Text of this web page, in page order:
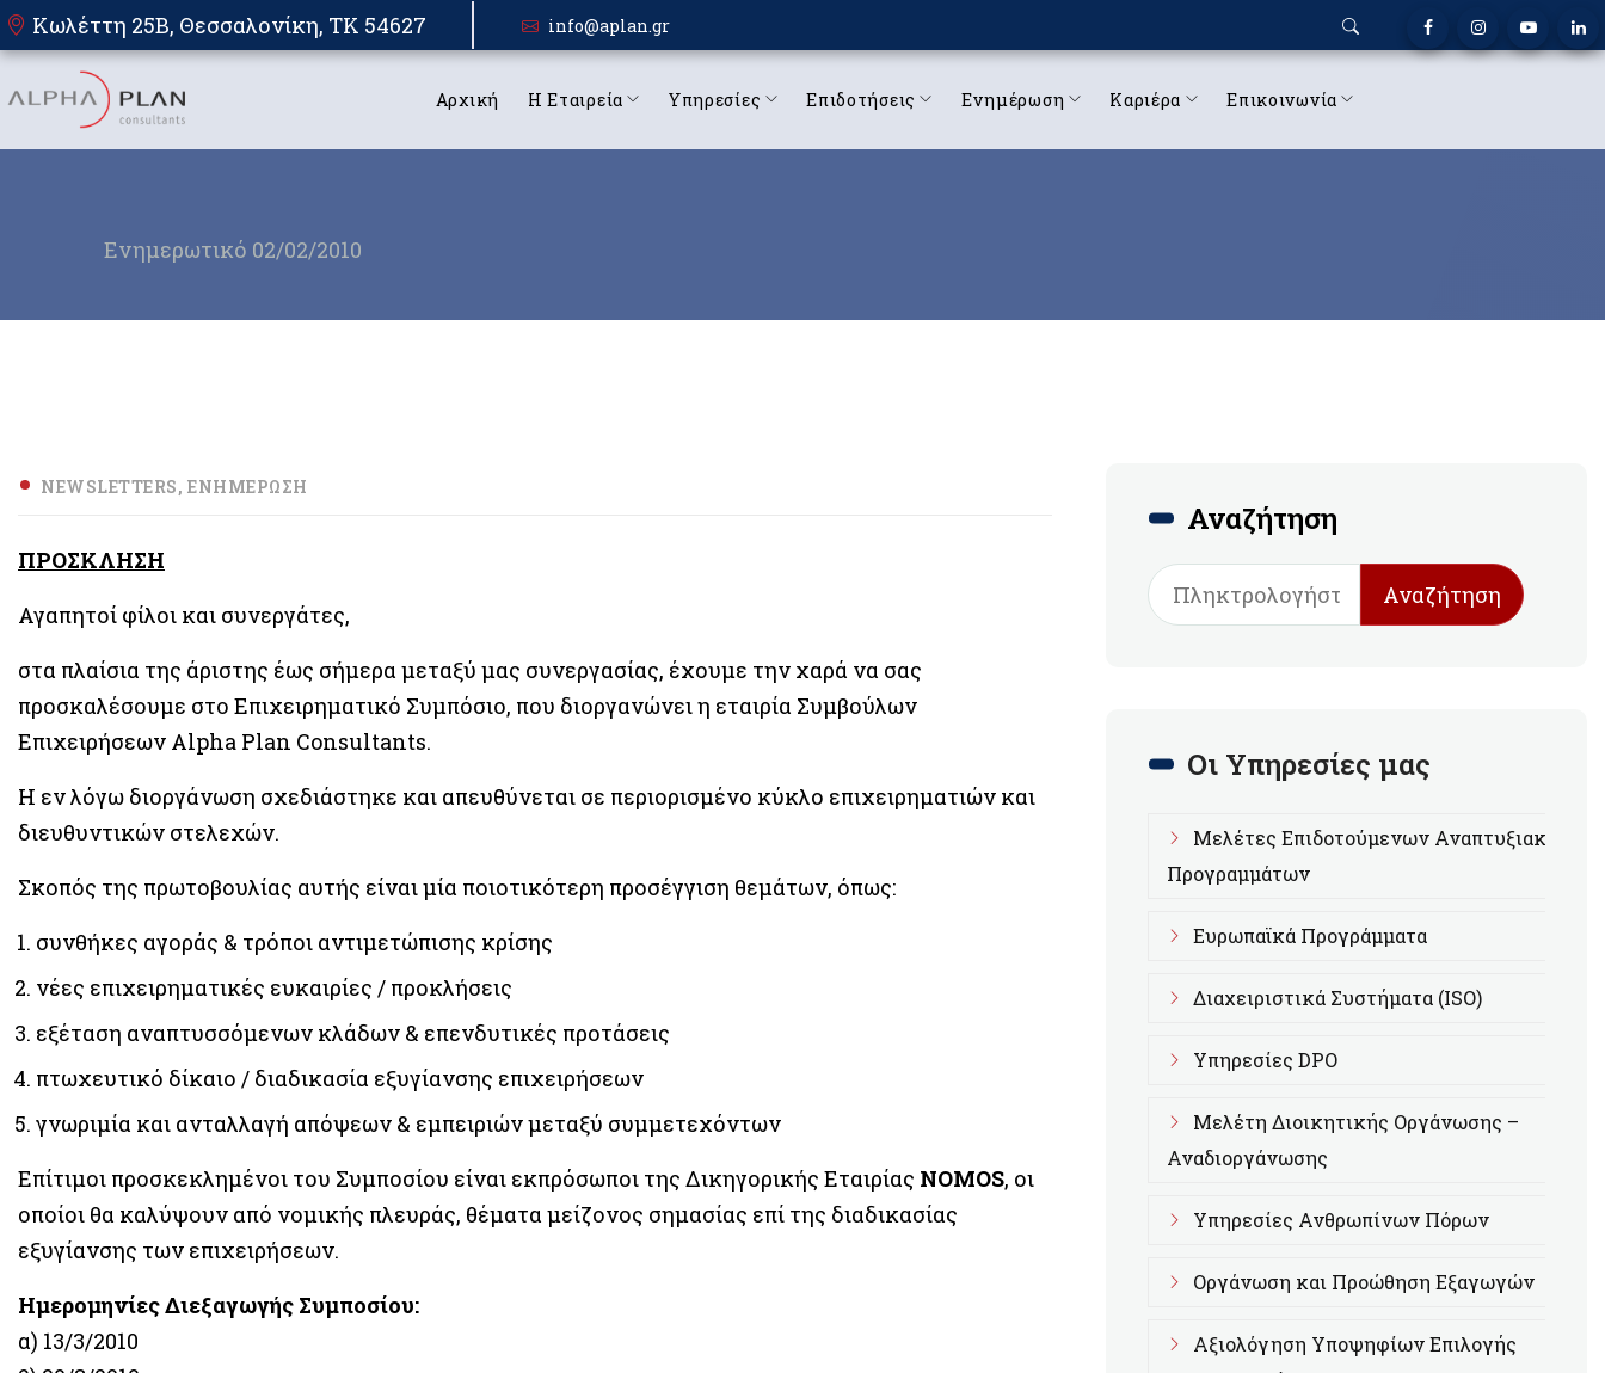
Κωλέττη 25Β, Θεσσαλονίκη, TK 54627 info@aplan.gr
Αρχική Η Εταιρεία Υπηρεσίες Επιδοτήσεις Ενημέρωση Καριέρα Επικοινωνία
Ενημερωτικό 02/02/2010
NEWSLETTERS ΕΝΗΜΈΡΩΣΗ
ΠΡΟΣΚΛΗΣΗ
Αγαπητοί φίλοι και συνεργάτες,
στα πλαίσια της άριστης έως σήμερα μεταξύ μας συνεργασίας, έχουμε την χαρά να σας
προσκαλέσουμε στο Επιχειρηματικό Συμπόσιο, που διοργανώνει η εταιρία Συμβούλων
Επιχειρήσεων Alpha Plan Consultants.
Η εν λόγω διοργάνωση σχεδιάστηκε και απευθύνεται σε περιορισμένο κύκλο επιχειρηματιών και
διευθυντικών στελεχών.
Σκοπός της πρωτοβουλίας αυτής είναι μία ποιοτικότερη προσέγγιση θεμάτων, όπως:
συνθήκες αγοράς & τρόποι αντιμετώπισης κρίσης
νέες επιχειρηματικές ευκαιρίες / προκλήσεις
εξέταση αναπτυσσόμενων κλάδων & επενδυτικές προτάσεις
πτωχευτικό δίκαιο / διαδικασία εξυγίανσης επιχειρήσεων
γνωριμία και ανταλλαγή απόψεων & εμπειριών μεταξύ συμμετεχόντων
Επίτιμοι προσκεκλημένοι του Συμποσίου είναι εκπρόσωποι της Δικηγορικής Εταιρίας NOMOS, οι
οποίοι θα καλύψουν από νομικής πλευράς, θέματα μείζονος σημασίας επί της διαδικασίας
εξυγίανσης των επιχειρήσεων.
Ημερομηνίες Διεξαγωγής Συμποσίου:
α) 13/3/2010
Αναζήτηση
Αναζήτηση
Οι Υπηρεσίες μας
Μελέτες Επιδοτούμενων Αναπτυξιακών
Προγραμμάτων
Ευρωπαϊκά Προγράμματα
Διαχειριστικά Συστήματα (ISO)
Υπηρεσίες DPO
Μελέτη Διοικητικής Οργάνωσης –
Αναδιοργάνωσης
Υπηρεσίες Ανθρωπίνων Πόρων
Οργάνωση και Προώθηση Εξαγωγών
Αξιολόγηση Υποψηφίων Επιλογής